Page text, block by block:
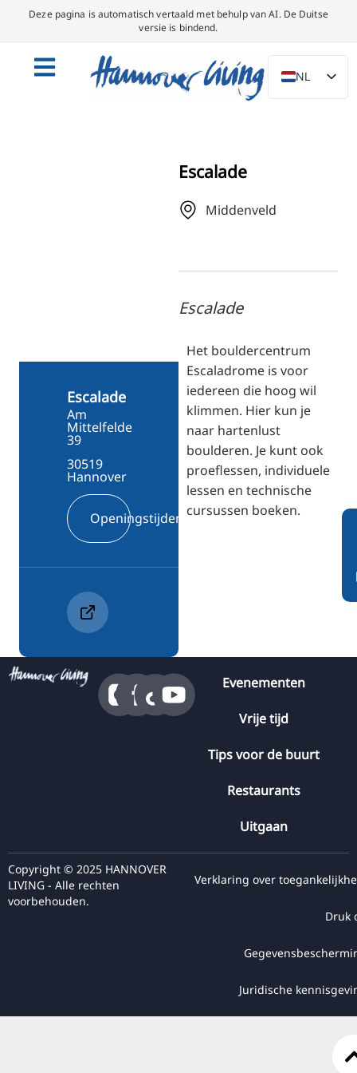
Deze pagina is automatisch vertaald met behulp van AI. De Duitse
versie is bindend.
NL
DE
RU
FI
ZH
KO
JA
UK
Escalade
Middenveld
Escalade
Het bouldercentrum
Escaladrome is voor
iedereen die hoog wil
klimmen. Hier kun je
naar hartenlust
boulderen. Je kunt ook
proeflessen, individuele
lessen en technische
cursussen boeken.
Escalade
Am
Mittelfelde
39
30519
Hannover
Openingstijden
Evenementen
Vrije tijd
Tips voor de buurt
Restaurants
Uitgaan
Copyright © 2025 HANNOVER
LIVING - Alle rechten
voorbehouden.
Verklaring over
Druk
Juridische